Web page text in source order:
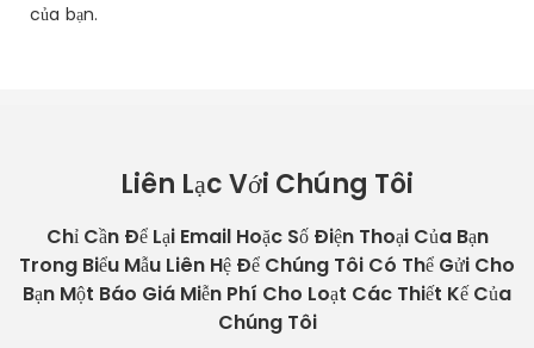
của bạn.
Liên Lạc Với Chúng Tôi
Chỉ Cần Để Lại Email Hoặc Số Điện Thoại Của Bạn
Trong Biểu Mẫu Liên Hệ Để Chúng Tôi Có Thể Gửi Cho
Bạn Một Báo Giá Miễn Phí Cho Loạt Các Thiết Kế Của
Chúng Tôi